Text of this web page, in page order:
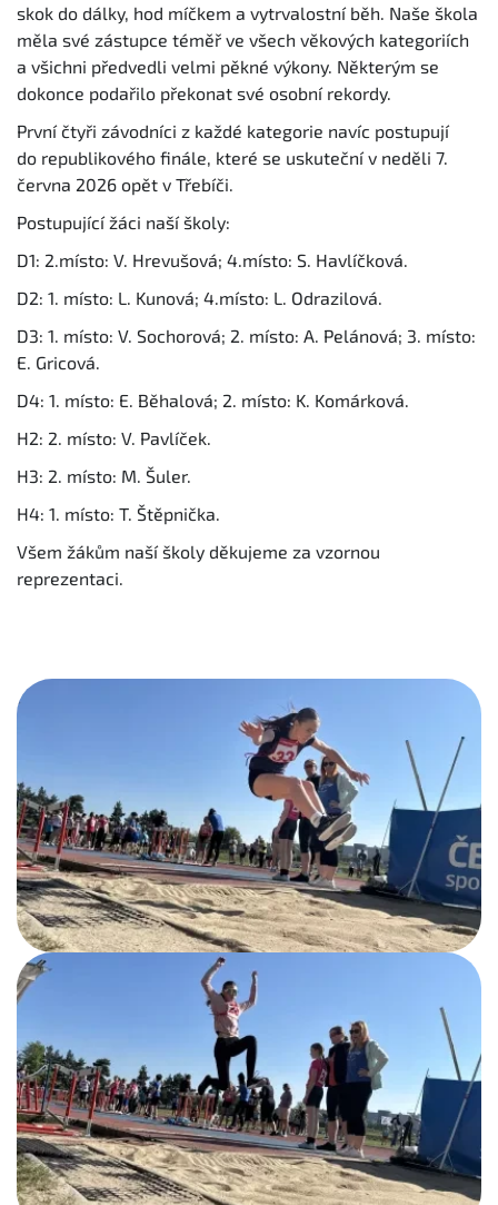
skok do dálky, hod míčkem a vytrvalostní běh. Naše škola
měla své zástupce téměř ve všech věkových kategoriích
a všichni předvedli velmi pěkné výkony. Některým se
dokonce podařilo překonat své osobní rekordy.
První čtyři závodníci z každé kategorie navíc postupují
do republikového finále, které se uskuteční v neděli 7.
června 2026 opět v Třebíči.
Postupující žáci naší školy:
D1: 2.místo: V. Hrevušová; 4.místo: S. Havlíčková.
D2: 1. místo: L. Kunová; 4.místo: L. Odrazilová.
D3: 1. místo: V. Sochorová; 2. místo: A. Pelánová; 3. místo:
E. Gricová.
D4: 1. místo: E. Běhalová; 2. místo: K. Komárková.
H2: 2. místo: V. Pavlíček.
H3: 2. místo: M. Šuler.
H4: 1. místo: T. Štěpnička.
Všem žákům naší školy děkujeme za vzornou
reprezentaci.